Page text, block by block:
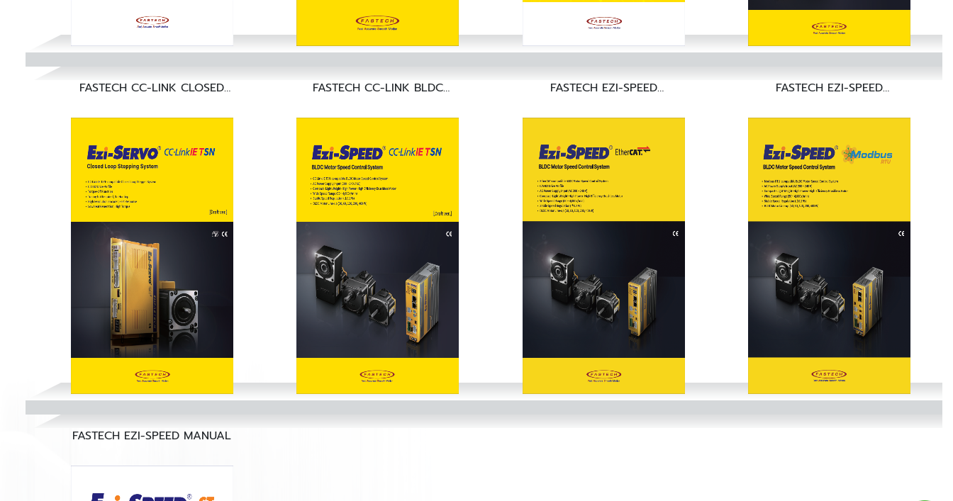
FASTECH CC-LINK CLOSED FASTECH CC-LINK BLDC FASTECH EZI-SPEED FASTECH EZI-SPEED
FASTECH EZI-SPEED MANUAL